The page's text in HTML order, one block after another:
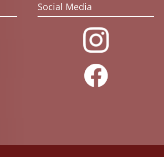
Social Media